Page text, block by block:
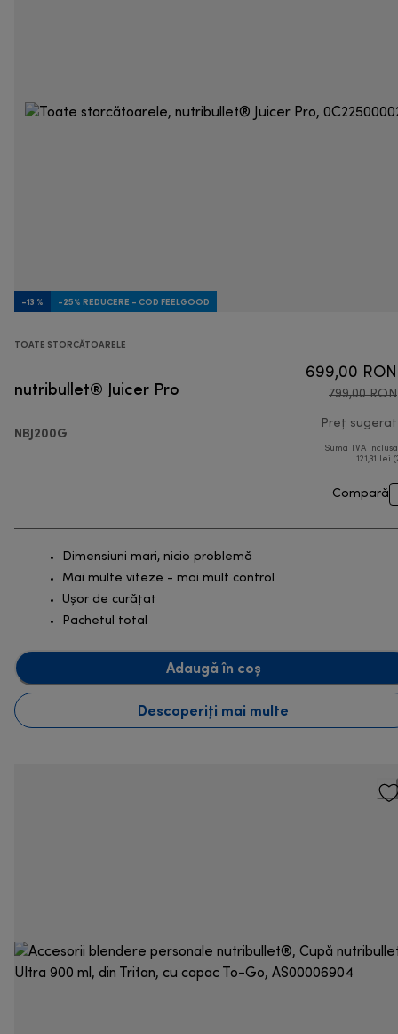
-13 % -25% REDUCERE - COD FEELGOOD
TOATE STORCĂTOARELE
nutribullet® Juicer Pro
NBJ200G
699,00 RON
799,00 RON
Preț sugerat
Sumă TVA
121,31 lei
Compară
Dimensiuni mari, nicio problemă
Mai multe viteze - mai mult control
Ușor de curățat
Pachetul total
Adaugă în coș
Descoperiți mai multe